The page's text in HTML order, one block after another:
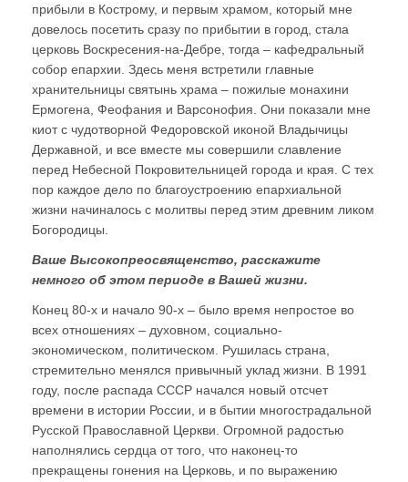
прибыли в Кострому, и первым храмом, который мне
довелось посетить сразу по прибытии в город, стала
церковь Воскресения-на-Дебре, тогда – кафедральный
собор епархии. Здесь меня встретили главные
хранительницы святынь храма – пожилые монахини
Ермогена, Феофания и Варсонофия. Они показали мне
киот с чудотворной Федоровской иконой Владычицы
Державной, и все вместе мы совершили славление
перед Небесной Покровительницей города и края. С тех
пор каждое дело по благоустроению епархиальной
жизни начиналось с молитвы перед этим древним ликом
Богородицы.
Ваше Высокопреосвященство, расскажите
немного об этом периоде в Вашей жизни.
Конец 80-х и начало 90-х – было время непростое во
всех отношениях – духовном, социально-
экономическом, политическом. Рушилась страна,
стремительно менялся привычный уклад жизни. В 1991
году, после распада СССР начался новый отсчет
времени в истории России, и в бытии многострадальной
Русской Православной Церкви. Огромной радостью
наполнялись сердца от того, что наконец-то
прекращены гонения на Церковь, и по выражению